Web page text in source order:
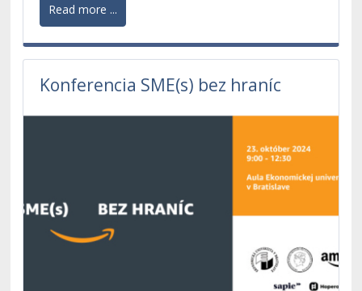
Read more ...
Konferencia SME(s) bez hraníc